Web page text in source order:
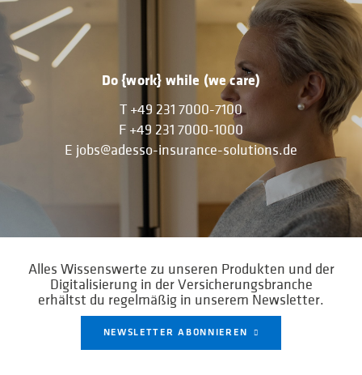
Do {work} while (we care)
T +49 231 7000-7100
F +49 231 7000-1000
E jobs@adesso-insurance-solutions.de
Alles Wissenswerte zu unseren Produkten und der
Digitalisierung in der Versicherungsbranche
erhältst du regelmäßig in unserem Newsletter.
NEWSLETTER ABONNIEREN